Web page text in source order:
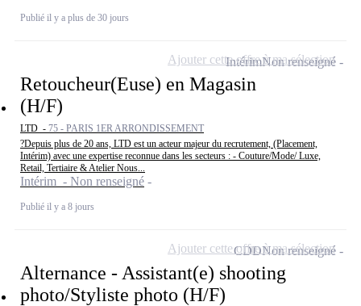
Publié il y a plus de 30 jours
Retoucheur(Euse) en Magasin
(H/F)
LTD - 75 - PARIS 1ER ARRONDISSEMENT
?Depuis plus de 20 ans, LTD est un acteur majeur du recrutement, (Placement,
Intérim) avec une expertise reconnue dans les secteurs : - Couture/Mode/ Luxe,
Retail, Tertiaire & Atelier Nous...
Intérim - Non renseigné
Publié il y a 8 jours
IntérimNon renseigné
Ajouter cette offre à ma sélection
Alternance - Assistant(e) shooting
photo/Styliste photo (H/F)
CDDNon renseigné
Ajouter cette offre à ma sélection